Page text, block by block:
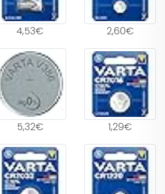
4,53€ 2,60€
5,32€ 1,29€